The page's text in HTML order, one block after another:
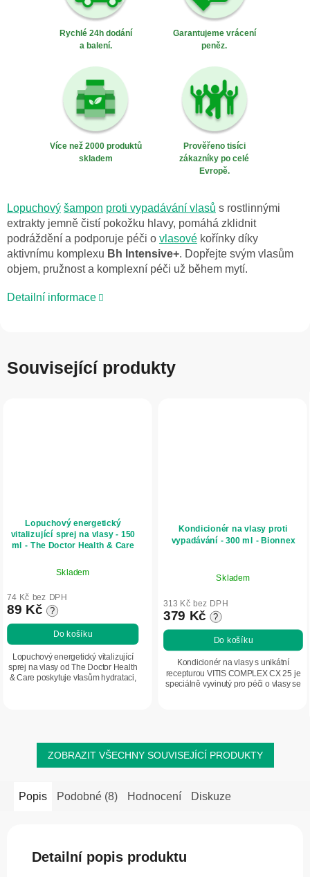
Rychlé 24h dodání
a balení.
Garantujeme vrácení
peněz.
Více než 2000 produktů
skladem
Prověřeno tisíci
zákazníky po celé
Evropě.
Lopuchový šampon proti vypadávání vlasů s rostlinnými
extrakty jemně čistí pokožku hlavy, pomáhá zklidnit
podráždění a podporuje péči o vlasové kořínky díky
aktivnímu komplexu Bh Intensive+. Dopřejte svým vlasům
objem, pružnost a komplexní péči už během mytí.
Detailní informace
Související produkty
Lopuchový energetický
vitalizující sprej na vlasy - 150
ml - The Doctor Health & Care
Skladem
74 Kč bez DPH
89 Kč ?
Do košíku
Lopuchový energetický vitalizující
sprej na vlasy od The Doctor Health
& Care poskytuje vlasům hydrataci,
Kondicionér na vlasy proti
vypadávání - 300 ml - Bionnex
Skladem
313 Kč bez DPH
379 Kč ?
Do košíku
Kondicionér na vlasy s unikátní
recepturou VITIS COMPLEX CX 25 je
speciálně vyvinutý pro péči o vlasy se
ZOBRAZIT VŠECHNY SOUVISEJÍCÍ PRODUKTY
Popis Podobné (8) Hodnocení Diskuze
Detailní popis produktu